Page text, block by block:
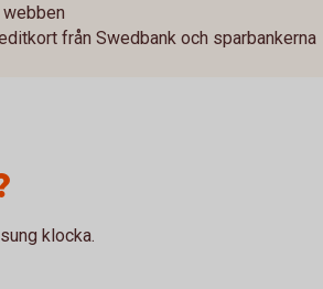
webben
från Swedbank och sparbankerna
klocka.